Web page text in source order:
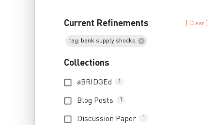
Current Refinements
[ Clear ]
tag: bank supply shocks
Collections
aBRIDGEd 1
Blog Posts 1
Discussion Paper 1